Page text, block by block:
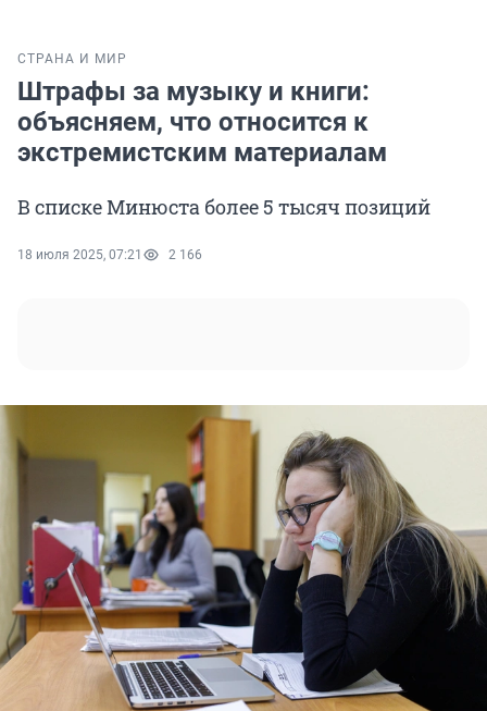
СТРАНА И МИР
Штрафы за музыку и книги:
объясняем, что относится к
экстремистским материалам
В списке Минюста более 5 тысяч позиций
18 июля 2025, 07:21 2 166